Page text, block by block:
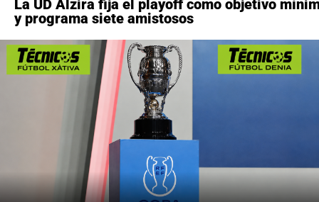
La UD Alzira fija el playoff como objetivo
y programa siete amistosos